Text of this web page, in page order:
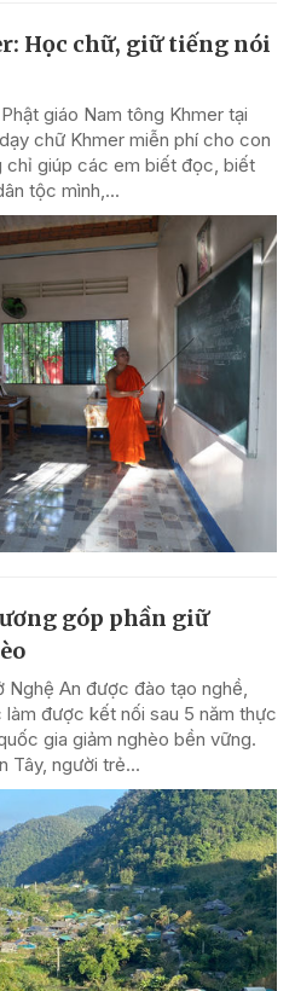
Học chữ, giữ tiếng nói
giáo Nam tông Khmer tại
chữ Khmer miễn phí cho con
chỉ giúp các em biết đọc, biết
tộc mình,...
góp phần giữ
An được đào tạo nghề,
được kết nối sau 5 năm thực
gia giảm nghèo bền vững.
Tây, người trẻ...